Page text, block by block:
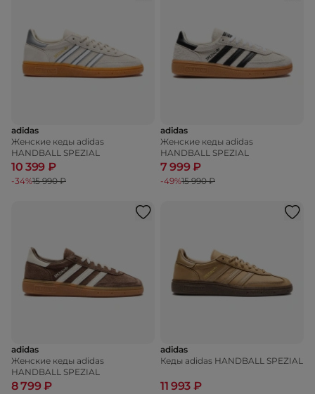
adidas
Женские кеды adidas
HANDBALL SPEZIAL
10 399 ₽
-34%15 990 ₽
adidas
Женские кеды adidas
HANDBALL SPEZIAL
7 999 ₽
-49%15 990 ₽
adidas
Женские кеды adidas
HANDBALL SPEZIAL
8 799 ₽
adidas
Кеды adidas HANDBALL SPEZIAL
11 993 ₽